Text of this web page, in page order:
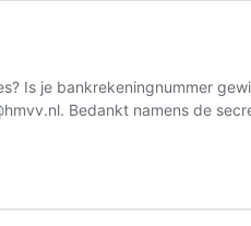
Is je bankrekeningnummer
Bedankt namens de